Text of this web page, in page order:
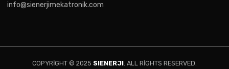
info@sienerjimekatronik.com
COPYRIGHT © 2025 SIENERJI. ALL RIGHTS RESERVED.